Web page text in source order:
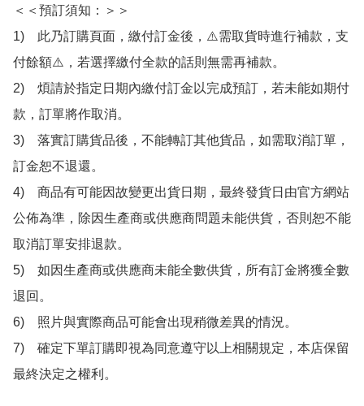
＜＜預訂須知：＞＞
1)　此乃訂購頁面，繳付訂金後，⚠️需取貨時進行補款，支
付餘額⚠️，若選擇繳付全款的話則無需再補款。
2)　煩請於指定日期內繳付訂金以完成預訂，若未能如期付
款，訂單將作取消。
3)　落實訂購貨品後，不能轉訂其他貨品，如需取消訂單，
訂金恕不退還。
4)　商品有可能因故變更出貨日期，最終發貨日由官方網站
公佈為準，除因生產商或供應商問題未能供貨，否則恕不能
取消訂單安排退款。
5)　如因生產商或供應商未能全數供貨，所有訂金將獲全數
退回。
6)　照片與實際商品可能會出現稍微差異的情況。
7)　確定下單訂購即視為同意遵守以上相關規定，本店保留
最終決定之權利。